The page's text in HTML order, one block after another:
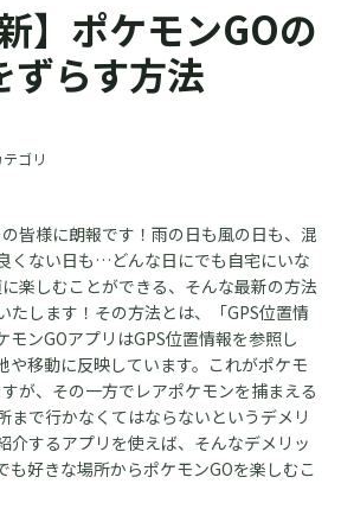
】ポケモンGOの
ずらす方法
ゴリ
皆様に朗報です！雨の日も風の日も、混
くない日も…どんな日にでも自宅にいな
楽しむことができる、そんな最新の方法
たします！その方法とは、「GPS位置情
モンGOアプリはGPS位置情報を参照し
や移動に反映しています。これがポケモ
が、その一方でレアポケモンを捕まえる
まで行かなくてはならないというデメリ
介するアプリを使えば、そんなデメリッ
も好きな場所からポケモンGOを楽しむこ